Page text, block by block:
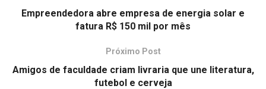
Empreendedora abre empresa de energia solar e
fatura R$ 150 mil por mês
Próximo Post
Amigos de faculdade criam livraria que une literatura,
futebol e cerveja